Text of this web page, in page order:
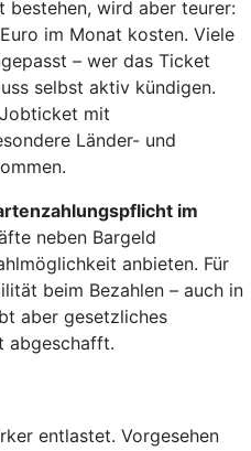
bestehen, wird aber teurer:
im Monat kosten. Viele
– wer das Ticket
selbst aktiv kündigen.
mit
Länder- und
im
neben Bargeld
anbieten. Für
beim Bezahlen – auch in
aber gesetzliches
abgeschafft.
entlastet. Vorgesehen